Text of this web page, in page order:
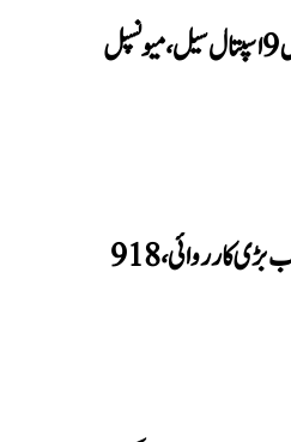
قوانین کی خلاف ورزی پر احمد آباد میں 9 اسپتال سیل، میونسپل
احمد آباد واقع ایسن پور جھیل کے قریب بڑی کارروائی، 918